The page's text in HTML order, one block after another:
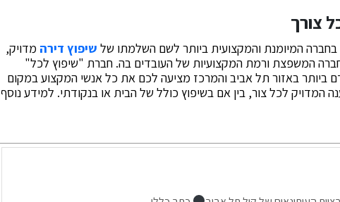
צורך
בחברה המיומנת והמקצועית ביותר לשם השלמתו של שיפוץ דירה מדויק,
המשפצת ורמת המקצועיות של העובדים בה. חברת "שיפוץ לכל"
ביותר באזור תל אביב והמרכז מציעה לכם את כל אנשי המקצוע במקום
לכל צור, בין אם בשיפוץ כולל של הבית או בנקודתי. למידע נוסף